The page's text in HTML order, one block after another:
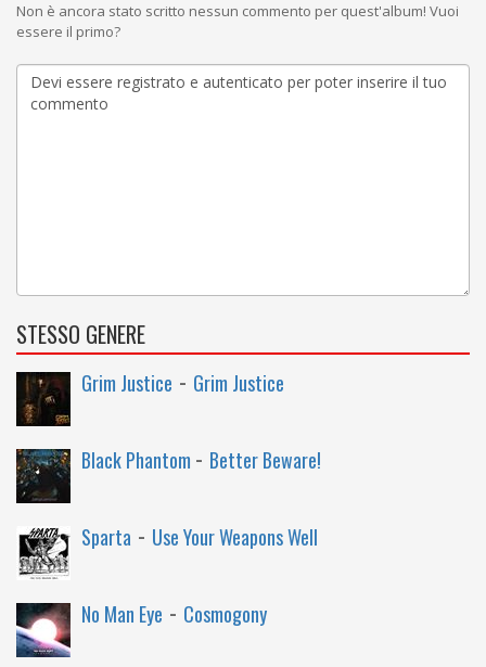
Non è ancora stato scritto nessun commento per quest'album! Vuoi
essere il primo?
STESSO GENERE
Grim Justice - Grim Justice
Black Phantom - Better Beware!
Sparta - Use Your Weapons Well
No Man Eye - Cosmogony